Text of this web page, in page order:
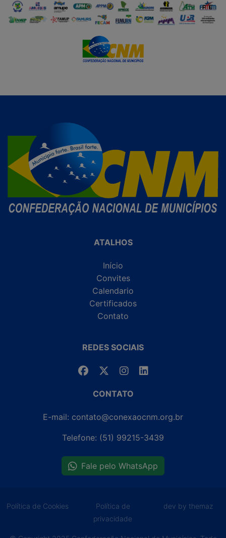
ATALHOS
Início
Convites
Calendario
Certificados
Contato
REDES SOCIAIS
CONTATO
E-mail: contato@conexaocnm.org.br
Telefone: (51) 99215-3439
Fale pelo WhatsApp
Política de Cookies
Política de
privacidade
dev by themaz